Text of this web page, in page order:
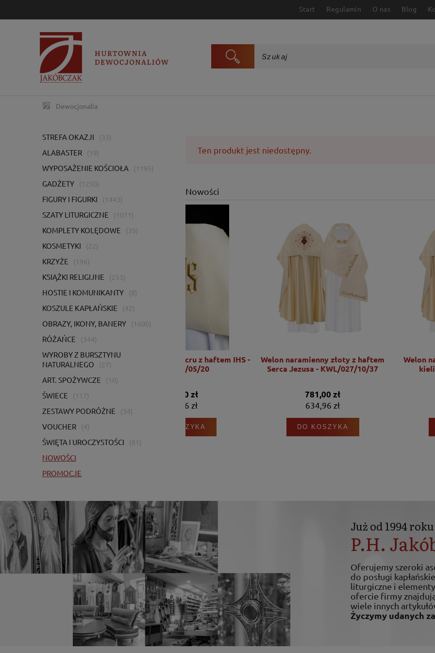
Start Regulamin O nas Blog
Dewocjonalia
STREFA OKAZJI (33)
ALABASTER (19)
WYPOSAŻENIE KOŚCIOŁA (1195)
GADŻETY (1250)
FIGURY I FIGURKI (1443)
SZATY LITURGICZNE (1071)
KOMPLETY KOLĘDOWE (35)
KOSMETYKI (22)
KRZYŻE (196)
KSIĄŻKI RELIGIJNE (253)
HOSTIE I KOMUNIKANTY (8)
KOSZULE KAPŁAŃSKIE (42)
OBRAZY, IKONY, BANERY (1600)
RÓŻAŃCE (344)
WYROBY Z BURSZTYNU
NATURALNEGO
(27)
ART. SPOŻYWCZE (10)
ŚWIECE (117)
ZESTAWY PODRÓŻNE (34)
VOUCHER (4)
ŚWIĘTA I UROCZYSTOŚCI (81)
NOWOŚCI
PROMOCJE
Ten produkt jest niedostępny.
Nowości
Welon naramienny ecru z haftem IHS -
KWL/021/05/20
553,66 zł
DO KOSZYKA
Welon naramienny złoty z haftem
Serca Jezusa - KWL/027/10/37
Welon naramienny złoty
kielicha - KWL/013/
Już od 1994 roku
P.H.
Oferujemy szeroki
do posługi
liturgiczne i
ofercie firmy
wiele innych
Życzymy udanych